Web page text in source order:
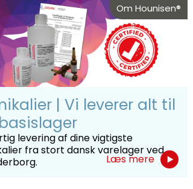
Om Hounisen®
| Vi leverer alt til
levering af dine vigtigste
fra stort dansk varelager ved
Læs mere